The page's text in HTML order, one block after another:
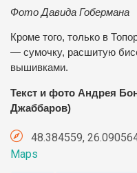
Фото Давида Гобермана
Кроме того, только в
— сумочку, расшитую
вышивками.
Текст и фото Андрея
Джаббаров)
48.384559,
Maps